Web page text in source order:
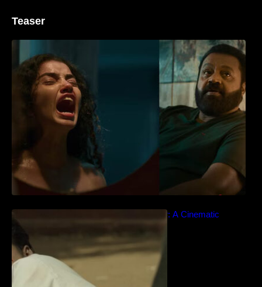
Teaser
‘ജെഎസ്‌കെ’ ടീസർ പുറത്ത്; വക്കീൽ
വേഷത്തിൽ നിറഞ്ഞാടി സുരേഷ് ഗോപി..
Idiyan Chandhu – Teaser: A Cinematic